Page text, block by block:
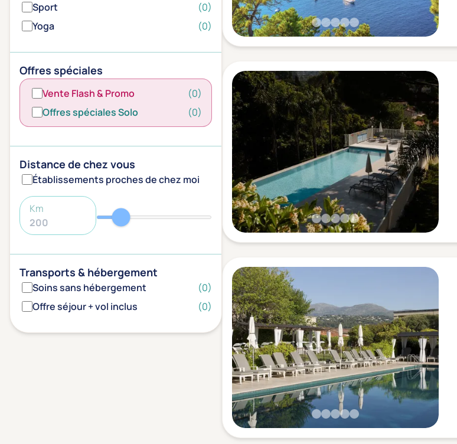
Sport
(0)
Yoga
(0)
Offres spéciales
Vente Flash & Promo
(0)
Offres spéciales Solo
(0)
Distance de chez vous
Établissements proches de chez moi
Km
Transports & hébergement
Soins sans hébergement
(0)
Offre séjour + vol inclus
(0)